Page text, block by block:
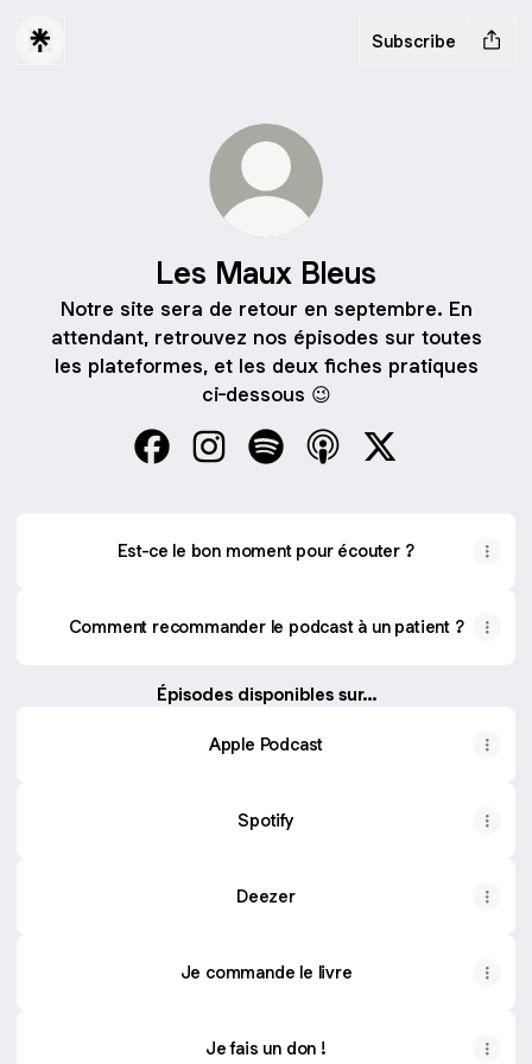
Subscribe
Les Maux Bleus
Notre site sera de retour en septembre. En
attendant, retrouvez nos épisodes sur toutes
les plateformes, et les deux fiches pratiques
ci-dessous 😉
Est-ce le bon moment pour écouter ?
Comment recommander le podcast à un patient ?
Épisodes disponibles sur...
Apple Podcast
Spotify
Deezer
Je commande le livre
Je fais un don !